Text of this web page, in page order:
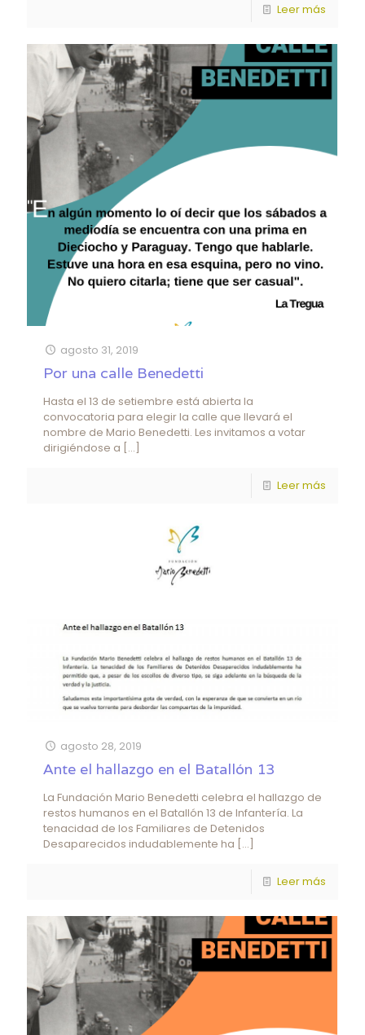
Leer más
agosto 31, 2019
Por una calle Benedetti
Hasta el 13 de setiembre está abierta la
convocatoria para elegir la calle que llevará el
nombre de Mario Benedetti. Les invitamos a votar
dirigiéndose a […]
Leer más
agosto 28, 2019
Ante el hallazgo en el Batallón 13
La Fundación Mario Benedetti celebra el hallazgo de
restos humanos en el Batallón 13 de Infantería. La
tenacidad de los Familiares de Detenidos
Desaparecidos indudablemente ha […]
Leer más